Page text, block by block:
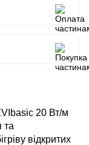
20 Вт/м
та
відкритих